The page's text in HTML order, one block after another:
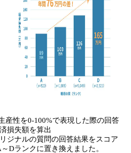
産性を0-100%で表現した際の回答
損失額を算出
ジナルの質問の回答結果をスコア
Dランクに置き換えました。